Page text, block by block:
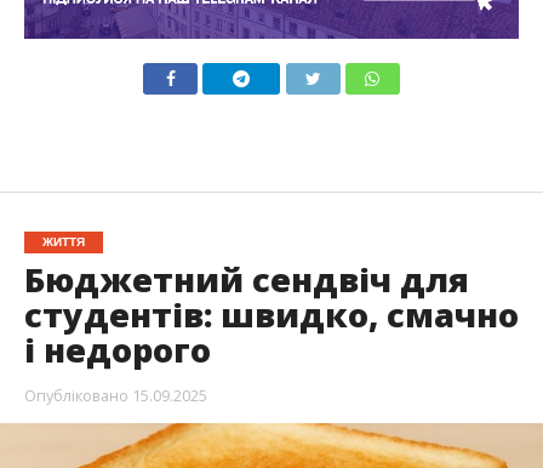
ЖИТТЯ
Бюджетний сендвіч для
студентів: швидко, смачно
і недорого
Опубліковано 15.09.2025